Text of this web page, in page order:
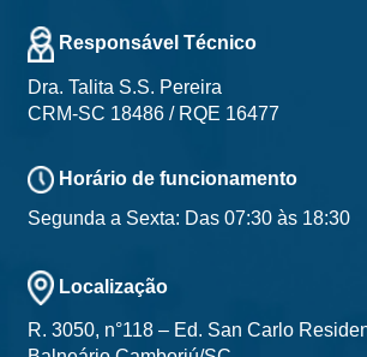
Responsável Técnico
Dra. Talita S.S. Pereira
CRM-SC 18486 / RQE 16477
Horário de funcionamento
Segunda a Sexta: Das 07:30 às 18:30
Localização
R. 3050, n°118 – Ed. San Carlo